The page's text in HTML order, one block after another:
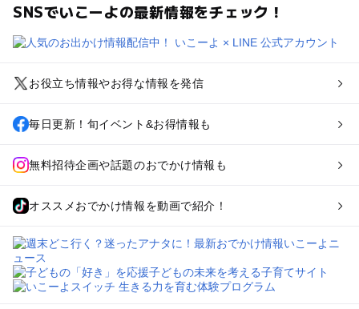
SNSでいこーよの最新情報をチェック！
お役立ち情報やお得な情報を発信
毎日更新！旬イベント&お得情報も
無料招待企画や話題のおでかけ情報も
オススメおでかけ情報を動画で紹介！